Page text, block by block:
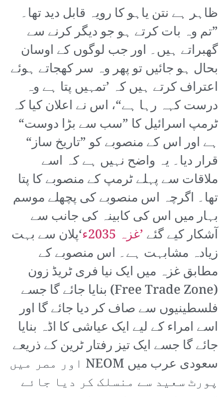
ظاہر ہے نتن یاہو کا رویہ قابل دید تھا۔
”تم وہ بات کرتے ہو جو دیگر کرنے سے
گھبراتے ہیں۔ اور جب لوگوں کے اوسان
بحال ہو جائیں تو پھر وہ سر کھجاتے ہوئے
اعتراف کرتے ہیں کہ ’تمہیں پتا ہے وہ
درست کہہ رہا ہے“، اس نے اعلان کیا کہ
ٹرمپ اسرائیل کا ”سب سے بڑا دوست“
ہے اور اس کے منصوبے کو ”تاریخ ساز“
قرار دیا۔ یہ واضح نہیں ہے کہ اسے
ملاقات سے پہلے ٹرمپ کے منصوبے کا پتا
تھا۔ اگرچہ اس منصوبے کی پچھلے موسم
بہار میں اس کی کابینہ کی جانب سے
آشکار کیے گئے ’غزہ 2035ء
‘پلان سے بہت
زیادہ مشابہت ہے۔ اس منصوبے کے
مطابق غزہ میں ایک نیا فری ٹریڈ زون
(Free Trade Zone) بنایا جائے گا جسے
فلسطینیوں سے صاف کر دیا جائے گا اور
اسے امراء کے لیے ایک عیاشی کا اڈہ بنایا
جائے گا جسے ایک تیز رفتار ٹرین کے ذریعے
سعودی عرب میں NEOM اور مصر میں
پورٹ سعید سے منسلک کر دیا جائے